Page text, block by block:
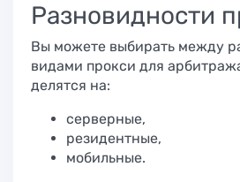
Разновидности
Вы можете выбирать между
видами прокси для
делятся на:
серверные,
резидентные,
мобильные.